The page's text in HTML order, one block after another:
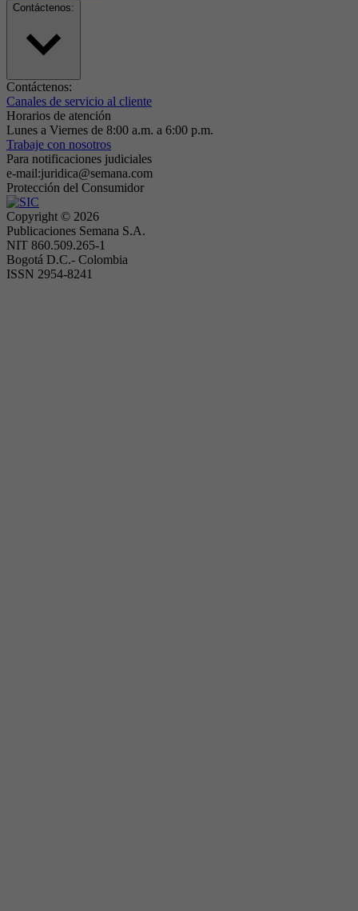
Contáctenos:
Contáctenos:
Canales de servicio al cliente
Horarios de atención
Lunes a Viernes de 8:00 a.m. a 6:00 p.m.
Trabaje con nosotros
Para notificaciones judiciales
e-mail:juridica@semana.com
Protección del Consumidor
Copyright © 2026
Publicaciones Semana S.A.
NIT 860.509.265-1
Bogotá D.C.- Colombia
ISSN 2954-8241